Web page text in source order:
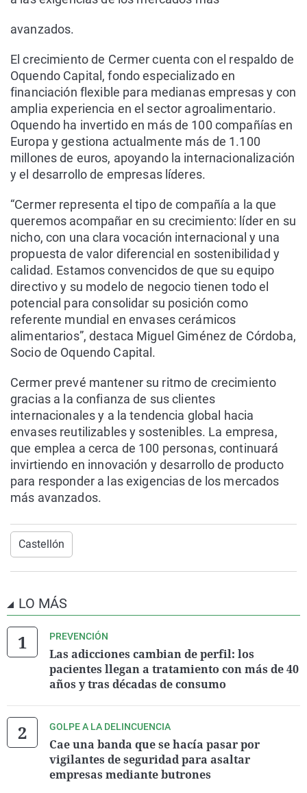
avanzados.
El crecimiento de Cermer cuenta con el respaldo de
Oquendo Capital, fondo especializado en
financiación flexible para medianas empresas y con
amplia experiencia en el sector agroalimentario.
Oquendo ha invertido en más de 100 compañías en
Europa y gestiona actualmente más de 1.100
millones de euros, apoyando la internacionalización
y el desarrollo de empresas líderes.
“Cermer representa el tipo de compañía a la que
queremos acompañar en su crecimiento: líder en su
nicho, con una clara vocación internacional y una
propuesta de valor diferencial en sostenibilidad y
calidad. Estamos convencidos de que su equipo
directivo y su modelo de negocio tienen todo el
potencial para consolidar su posición como
referente mundial en envases cerámicos
alimentarios”, destaca Miguel Giménez de Córdoba,
Socio de Oquendo Capital.
Cermer prevé mantener su ritmo de crecimiento
gracias a la confianza de sus clientes
internacionales y a la tendencia global hacia
envases reutilizables y sostenibles. La empresa,
que emplea a cerca de 100 personas, continuará
invirtiendo en innovación y desarrollo de producto
para responder a las exigencias de los mercados
más avanzados.
Castellón
LO MÁS
PREVENCIÓN
Las adicciones cambian de perfil: los
pacientes llegan a tratamiento con más de 40
años y tras décadas de consumo
GOLPE A LA DELINCUENCIA
Cae una banda que se hacía pasar por
vigilantes de seguridad para asaltar
empresas mediante butrones